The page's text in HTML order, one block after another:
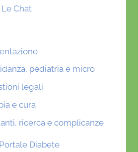
Le Chat
pediatria e micro
legali
e cura
ricerca e complicanze
Diabete